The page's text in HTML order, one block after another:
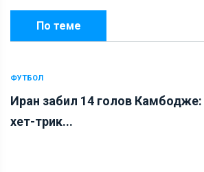
По теме
ФУТБОЛ
Иран забил 14 голов
хет-трик...